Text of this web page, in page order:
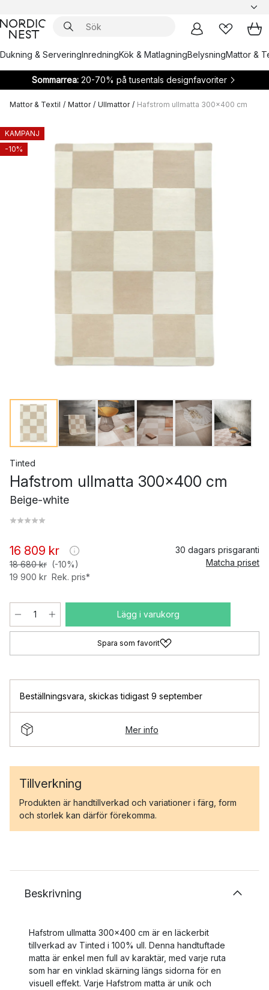
Dukning & ServeringInredningKök & MatlagningBelysningMattor &
Sommarrea:20-70% på tusentals designfavoriter
Mattor & Textil / Mattor / Ullmattor / Hafstrom ullmatta 300x400 cm
KAMPANJ
-10%
Tinted
Hafstrom ullmatta 300x400 cm
Beige-white
16 809 kr
18 680 kr (-10%)
19 900 kr Rek. pris*
30 dagars prisgaranti
Matcha priset
Lägg i varukorg
Spara som favorit
Beställningsvara skickas tidigast 9 september
Mer info
Tillverkning
Produkten är handtillverkad och variationer i färg, form
och storlek kan därför förekomma.
Beskrivning
Hafstrom ullmatta 300x400 cm är en läckerbit
tillverkad av Tinted i 100% ull. Denna handtuftade
matta är enkel men full av karaktär, med varje ruta
som har en vinklad skärning längs sidorna för en
visuell effekt. Varje Hafstrom matta är unik och